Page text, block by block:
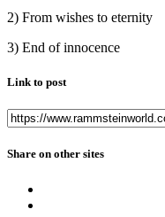
2) From wishes to eternity
3) End of innocence
Link to post
Share on other sites